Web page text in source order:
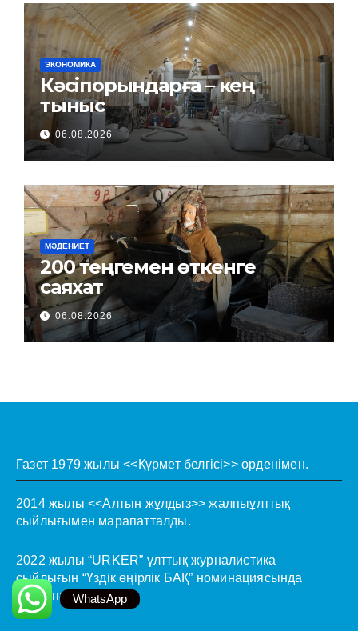
ЭКОНОМИКА
Кәсіпорындарға – кең
тыныс
06.08.2026
МӘДЕНИЕТ
200 теңгемен өткенге
саяхат
06.08.2026
Газет 1979 жылы <<Құрмет белгісі>> орденімен.
2014 жылы <<Алтын жұлдыз>> жалпыұлттық
сыйлығымен марапатталды.
2022 жылы “URKER” ұлттық журналистика
сыйлығын “Үздік өңірлік БАҚ” номинациясында
жеңімпаз атанды.
WhatsApp